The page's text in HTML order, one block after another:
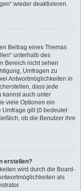
wieder deaktivieren.
Beitrag eines Themas
unterhalb des
Bereich nicht sehen
Umfragen zu
Antwortmöglichkeiten in
dass jede
kannst auch unter
viele Optionen ein
Umfrage gilt (0 bedeutet
ob die Benutzer ihre
erstellen?
wird durch die Board-
als